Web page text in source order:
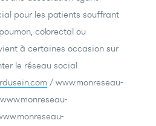
pour les patients souffrant
colorectal ou
à certaines occasion sur
le réseau social
/ www.monreseau-
www.monreseau-